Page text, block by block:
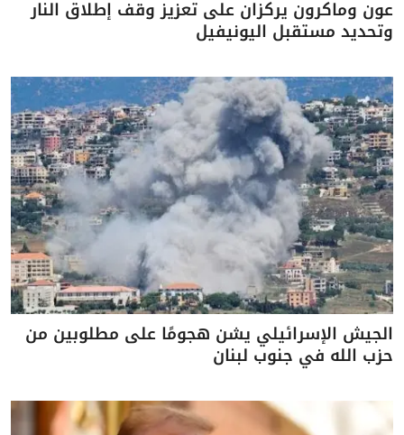
عون وماكرون يركزان على تعزيز وقف إطلاق النار
وتحديد مستقبل اليونيفيل
الجيش الإسرائيلي يشن هجومًا على مطلوبين من
حزب الله في جنوب لبنان